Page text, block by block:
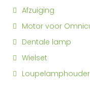
Afzuiging
Motor voor
Dentale lamp
Wielset
Loupelamphouder